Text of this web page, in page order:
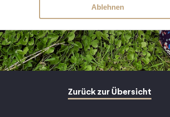
Ablehnen
Zurück zur Übersicht